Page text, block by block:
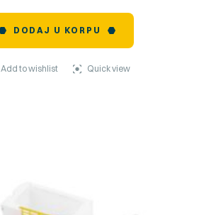
DODAJ U KORPU
Add to wishlist Quick view